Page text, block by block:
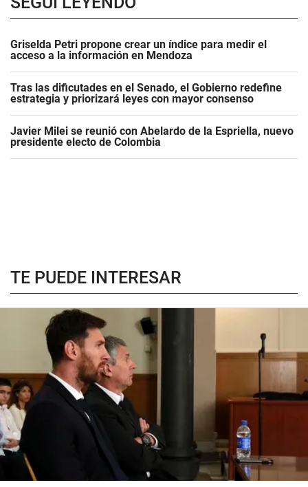
Griselda Petri propone crear un índice para medir el
acceso a la información en Mendoza
Tras las dificutades en el Senado, el Gobierno redefine
estrategia y priorizará leyes con mayor consenso
Javier Milei se reunió con Abelardo de la Espriella, nuevo
presidente electo de Colombia
TE PUEDE INTERESAR